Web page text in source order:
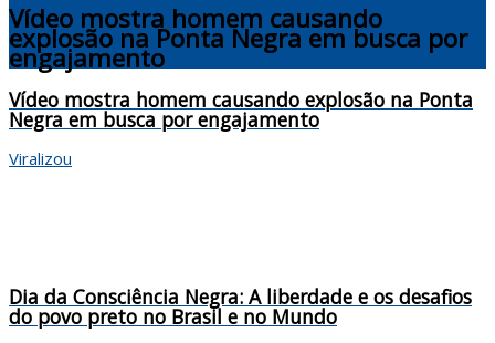
Vídeo mostra homem causando
explosão na Ponta Negra em busca por
engajamento
Vídeo mostra homem causando explosão na Ponta
Negra em busca por engajamento
Viralizou
Dia da Consciência Negra: A liberdade e os desafios
do povo preto no Brasil e no Mundo